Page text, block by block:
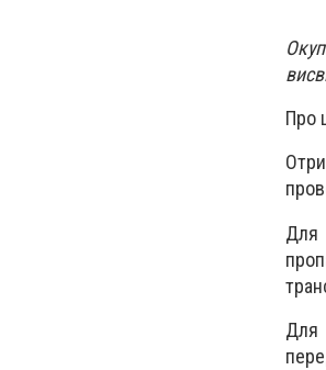
Про
Для
Для